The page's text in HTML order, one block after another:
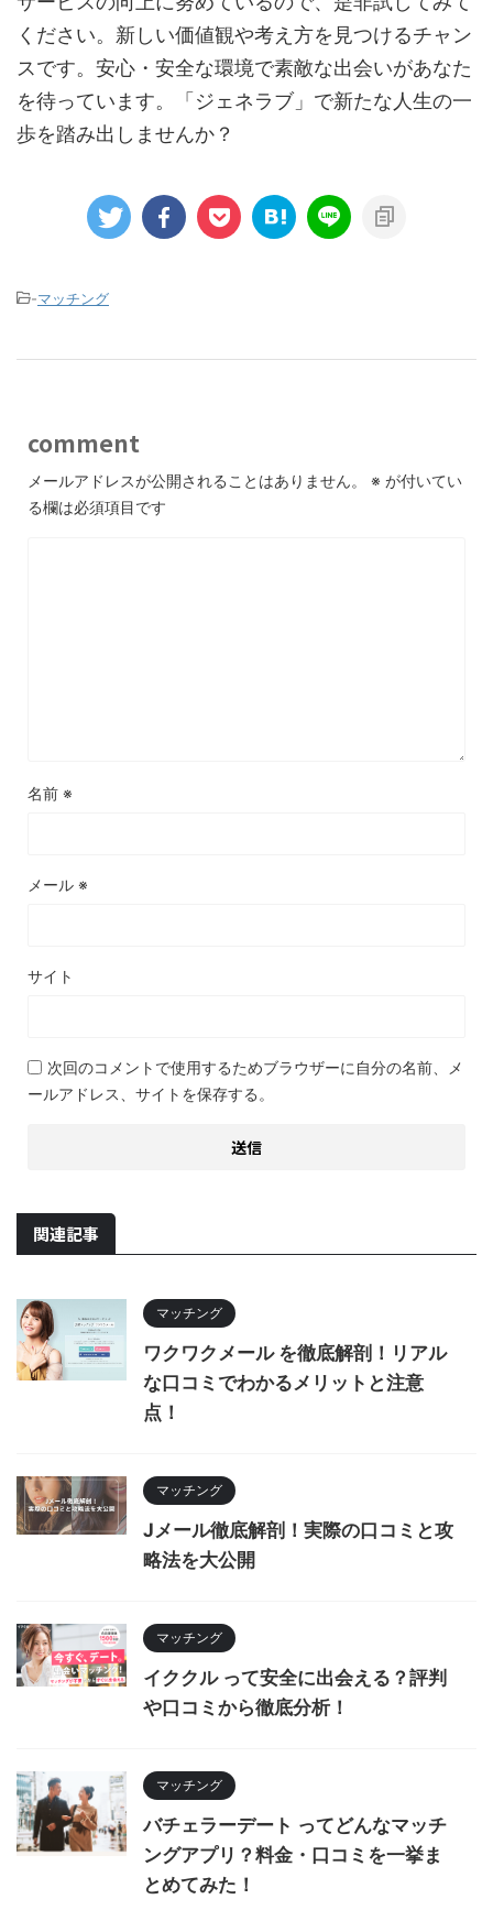
ください。新しい価値観や考え方を見つけるチャン
スです。安心・安全な環境で素敵な出会いがあなた
を待っています。「ジェネラブ」で新たな人生の一
歩を踏み出しませんか？
-マッチング
comment
メールアドレスが公開されることはありません。 ※ が付いてい
る欄は必須項目です
名前 ※
メール ※
サイト
次回のコメントで使用するためブラウザーに自分の名前、メ
ールアドレス、サイトを保存する。
関連記事
マッチング
ワクワクメール を徹底解剖！リアル
な口コミでわかるメリットと注意
点！
マッチング
Jメール徹底解剖！実際の口コミと攻
略法を大公開
マッチング
イククル って安全に出会える？評判
や口コミから徹底分析！
マッチング
バチェラーデート ってどんなマッチ
ングアプリ？料金・口コミを一挙ま
とめてみた！